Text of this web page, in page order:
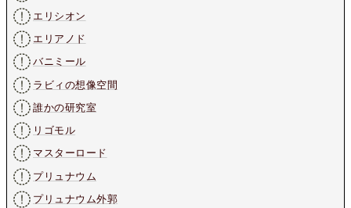
エリシオン
エリアノド
バニミール
ラビィの想像空間
誰かの研究室
リゴモル
マスターロード
プリュナウム
プリュナウム外郭